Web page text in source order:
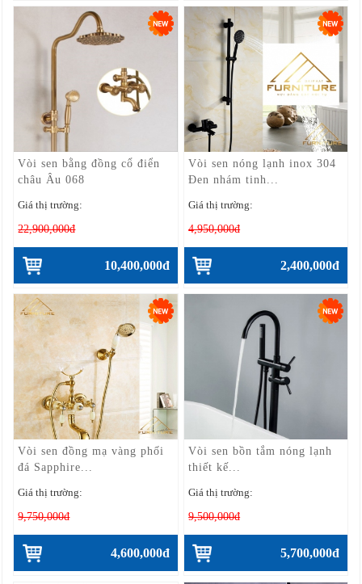
Vòi sen bằng đồng cổ điển
châu Âu 068
Giá thị trường:
22,900,000đ
10,400,000đ
Vòi sen nóng lạnh inox 304
Đen nhám tinh...
Giá thị trường:
4,950,000đ
2,400,000đ
Vòi sen đồng mạ vàng phối
đá Sapphire...
Giá thị trường:
9,750,000đ
4,600,000đ
Vòi sen bồn tắm nóng lạnh
thiết kế...
Giá thị trường:
9,500,000đ
5,700,000đ